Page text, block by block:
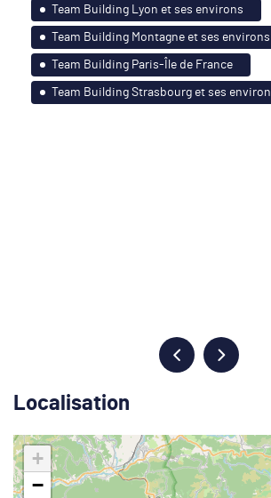
Team Building Lyon et ses environs
Team Building Montagne et ses environs
Team Building Paris-Île de France
Team Building Strasbourg et ses
Localisation
+
−